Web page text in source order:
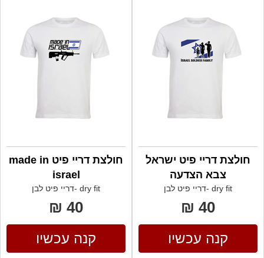
חולצת דריי פיט ישראל
צבא הצדעה
dry fit -דריי פיט לבן
40 ₪
קנה עכשיו
חולצת דריי פיט made in
israel
dry fit -דריי פיט לבן
40 ₪
קנה עכשיו